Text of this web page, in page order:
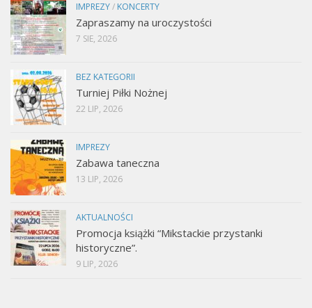
IMPREZY/ KONCERTY
Zapraszamy na uroczystości
7 SIE, 2026
BEZ KATEGORII
Turniej Piłki Nożnej
22 LIP, 2026
IMPREZY
Zabawa taneczna
13 LIP, 2026
AKTUALNOŚCI
Promocja książki “Mikstackie przystanki
historyczne”.
9 LIP, 2026